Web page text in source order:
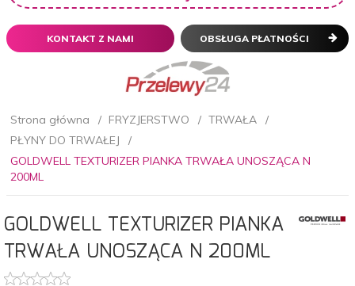
KONTAKT Z NAMI OBSŁUGA PŁATNOŚCI
Strona główna FRYZJERSTWO
TRWAŁA
PŁYNY DO TRWAŁEJ
GOLDWELL TEXTURIZER PIANKA TRWAŁA UNOSZĄCA N
200ML
GOLDWELL TEXTURIZER PIANKA
TRWAŁA UNOSZĄCA N 200ML